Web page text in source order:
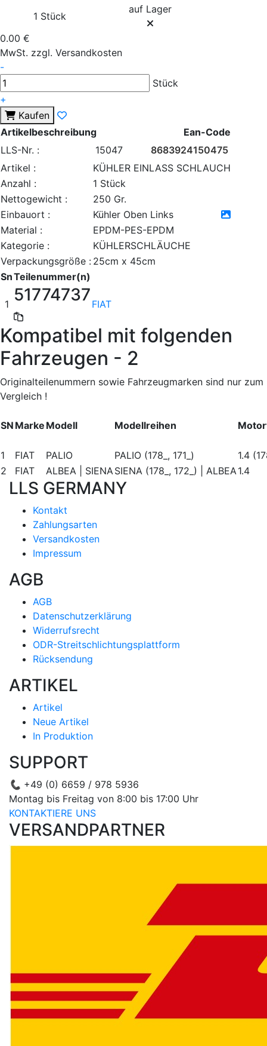
1 Stück
auf Lager
0.00 €
MwSt. zzgl. Versandkosten
-
Stück
+
Kaufen
Artikelbeschreibung
Ean-Code
LLS-Nr. :
15047
8683924150475
Artikel :
KÜHLER EINLASS SCHLAUCH
Anzahl :
1 Stück
Nettogewicht :
250 Gr.
Einbauort :
Kühler Oben Links
Material :
EPDM-PES-EPDM
Kategorie :
KÜHLERSCHLÄUCHE
Verpackungsgröße : 25cm x 45cm
SnTeilenummer(n)
1 51774737 FIAT
Kompatibel mit folgenden
Fahrzeugen - 2
Originalteilenummern sowie Fahrzeugmarken sind nur zum
Vergleich !
SN Marke Modell Modellreihen
1 FIAT PALIO PALIO (178_, 171_)
1.4
2
FIAT ALBEA | SIENASIENA (178_, 172_) | ALBEA1.4
LLS GERMANY
Kontakt
Zahlungsarten
Versandkosten
Impressum
AGB
AGB
Datenschutzerklärung
Widerrufsrecht
ODR-Streitschlichtungsplattform
Rücksendung
ARTIKEL
Artikel
Neue Artikel
In Produktion
SUPPORT
📞 +49 (0) 6659 / 978 5936
Montag bis Freitag von 8:00 bis 17:00 Uhr
KONTAKTIERE UNS
VERSANDPARTNER